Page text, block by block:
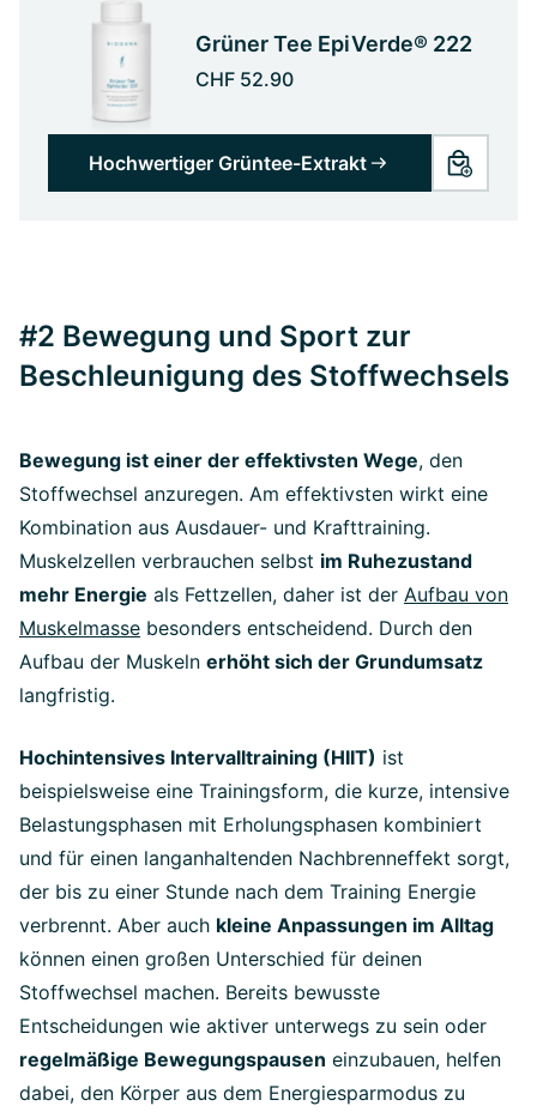
Grüner Tee EpiVerde® 222
CHF 52.90
Hochwertiger Grüntee-Extrakt
#2 Bewegung und Sport zur
Beschleunigung des Stoffwechsels
Bewegung ist einer der effektivsten Wege, den
Stoffwechsel anzuregen. Am effektivsten wirkt eine
Kombination aus Ausdauer- und Krafttraining.
Muskelzellen verbrauchen selbst im Ruhezustand
mehr Energie als Fettzellen, daher ist der Aufbau von
Muskelmasse besonders entscheidend. Durch den
Aufbau der Muskeln erhöht sich der Grundumsatz
langfristig.
Hochintensives Intervalltraining (HIIT) ist
beispielsweise eine Trainingsform, die kurze, intensive
Belastungsphasen mit Erholungsphasen kombiniert
und für einen langanhaltenden Nachbrenneffekt sorgt,
der bis zu einer Stunde nach dem Training Energie
verbrennt. Aber auch kleine Anpassungen im Alltag
können einen großen Unterschied für deinen
Stoffwechsel machen. Bereits bewusste
Entscheidungen wie aktiver unterwegs zu sein oder
regelmäßige Bewegungspausen einzubauen, helfen
dabei, den Körper aus dem Energiesparmodus zu